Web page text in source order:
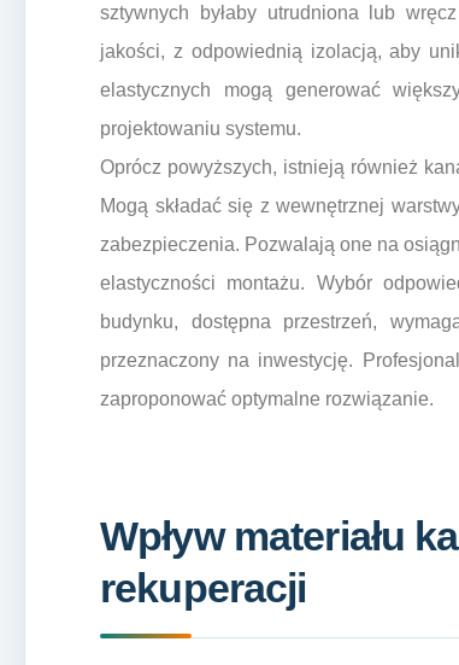
sztywnych byłaby utrudniona lub
jakości, z odpowiednią izolacją, aby
elastycznych mogą generować
projektowaniu systemu.
Oprócz powyższych, istnieją również
Mogą składać się z wewnętrznej
zabezpieczenia. Pozwalają one na
elastyczności montażu. Wybór
budynku, dostępna przestrzeń,
przeznaczony na inwestycję.
zaproponować optymalne rozwiązanie.
Wpływ materiału
rekuperacji